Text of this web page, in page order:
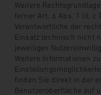
Weitere
ferner Art. 6 Abs. 1 lit. c
Verantwortliche der
Einsatz technisch nicht
jeweiligen
Weitere Informationen
finden Sie direkt in der
Benutzeroberfläche auf